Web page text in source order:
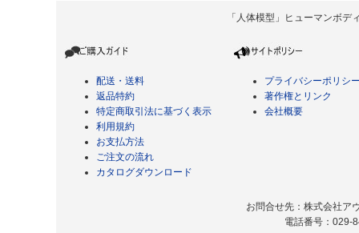
「人体模型」ヒューマンボ
配送・送料
返品特約
特定商取引法に基づく表示
利用規約
お支払方法
ご注文の流れ
カタログダウンロード
プライバシーポリシ
著作権とリンク
会社概要
お問合せ先：株式会社ア
電話番号：